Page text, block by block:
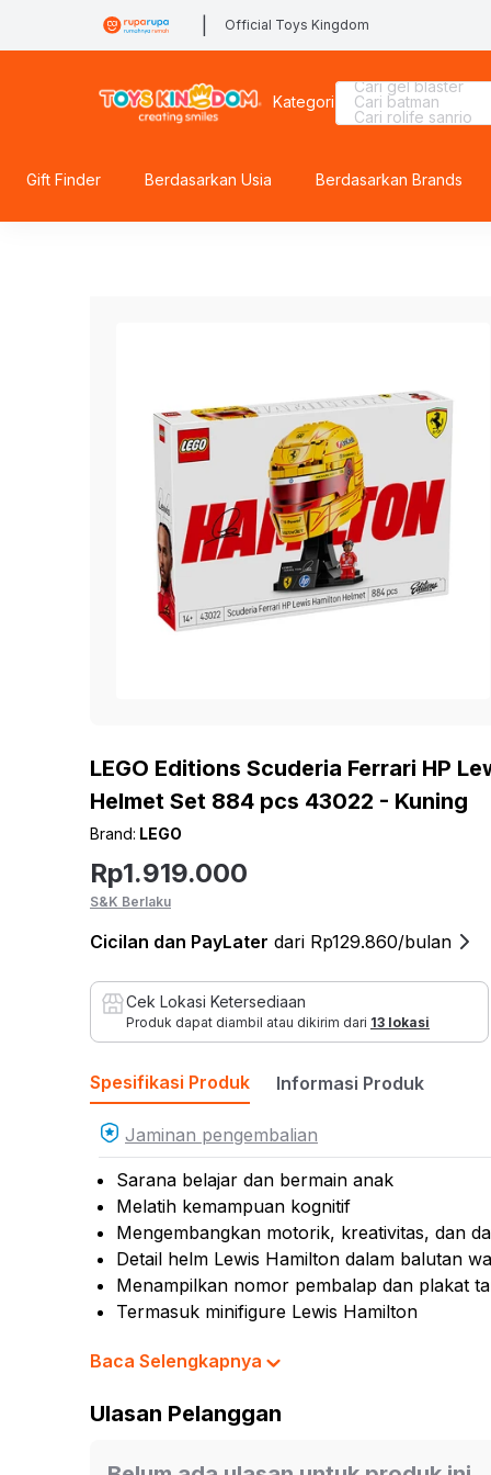
Official Toys Kingdom
Kategori
Cari gel blaster
Cari batman
Cari rolife sanrio
Cari hot wheels
Cari beyblade
Cari barbie
Cari diecast
Cari sylvanian
Cari thomas
Gift Finder Berdasarkan Usia Berdasarkan Brands
LEGO Editions Scuderia Ferrari HP
Helmet Set 884 pcs 43022 - Kuning
Brand: LEGO
Rp1.919.000
S&K Berlaku
Cicilan dan PayLater dari Rp129.860/bulan
Cek Lokasi Ketersediaan
Produk dapat diambil atau dikirim dari 13 lokasi
Spesifikasi Produk Informasi Produk
Jaminan pengembalian
Sarana belajar dan bermain anak
Melatih kemampuan kognitif
Mengembangkan motorik, kreativitas, dan
Detail helm Lewis Hamilton dalam balutan
Menampilkan nomor pembalap dan plakat
Termasuk minifigure Lewis Hamilton
Rekomendasi umur pengguna: 14 tahun ke
No. Sertifikat (SNI, K3L, UTTP): SGS-ID-
Material: plastik
Baca Selengkapnya
Ulasan Pelanggan